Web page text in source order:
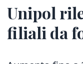
Unipol
filiali da